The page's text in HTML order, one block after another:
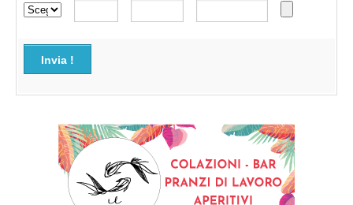
Invia !